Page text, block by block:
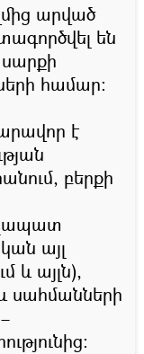
արված
են
համար։
է
բերքի
այլ
և այլն),
սահմանների